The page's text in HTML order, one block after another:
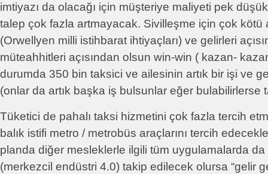
imtiyazı da olacağı için müşteriye maliyeti pek
talep çok fazla artmayacak. Sivilleşme için çok kötü
(Orwellyen milli istihbarat ihtiyaçları) ve gelirleri
müteahhitleri açısından olsun win-win ( kazan-
durumda 350 bin taksici ve ailesinin artık bir işi ve
(onlar da artık başka iş bulsunlar eğer bulabilirlerse
Tüketici de pahalı taksi hizmetini çok fazla tercih
balık istifi metro / metrobüs araçlarını tercih
planda diğer mesleklerle ilgili tüm uygulamalarda
(merkezcil endüstri 4.0) takip edilecek olursa “gelir